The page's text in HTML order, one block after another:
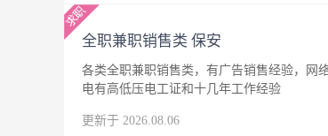
全职兼职销售类 保安
各类全职兼职销售类，有广告销售经验，网
电有高低压电工证和十几年工作经验
更新于 2026.08.06